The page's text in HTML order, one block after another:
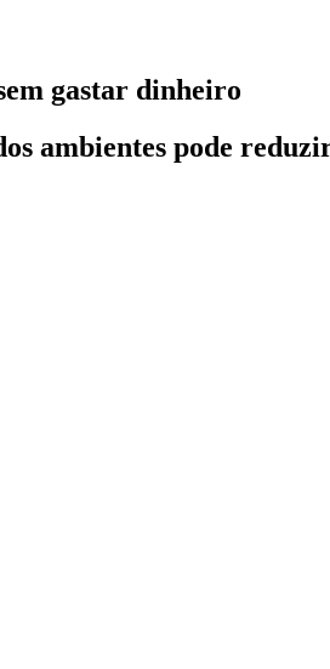
gastar dinheiro
ambientes pode